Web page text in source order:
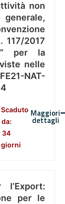
non
117/2017
per la
nelle
NAT-
Scaduto
da:
34
giorni
Maggiori
dettagli
per le